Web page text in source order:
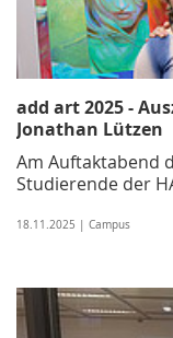
add art 2025 -
Jonathan Lützen
Am Auftaktabend
Studierende der
18.11.2025 | Campus